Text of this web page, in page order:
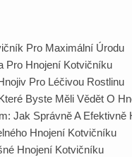
Pro Maximální Úrodu
Pro Hnojení Kotvičníku
Pro Léčivou Rostlinu
Byste Měli Vědět O
Jak Správně A Efektivně
Hnojení Kotvičníku
Hnojení Kotvičníku